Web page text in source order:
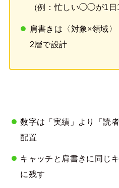
（例：忙しい◯◯が1
肩書きは〈対象×領域
2層で設計
数字は「実績」より「読
配置
キャッチと肩書きに同じ
に残す